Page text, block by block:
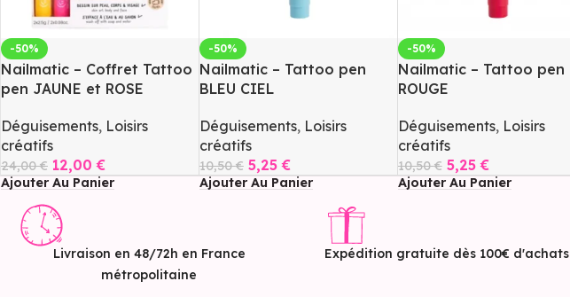
-50%
Nailmatic – Coffret Tattoo
pen JAUNE et ROSE
Déguisements, Loisirs
créatifs
24,00€ 12,00€
Ajouter Au Panier
-50%
Nailmatic – Tattoo pen
BLEU CIEL
Déguisements, Loisirs
créatifs
10,50€ 5,25€
Ajouter Au Panier
-50%
Nailmatic – Tattoo pen
ROUGE
Déguisements, Loisirs
créatifs
10,50€ 5,25€
Ajouter Au Panier
Livraison en 48/72h en France
métropolitaine
Expédition gratuite dès 100€ d'achats